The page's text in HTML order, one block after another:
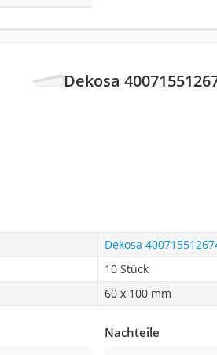
Dekosa
Dekosa
10 Stück
60 x 100 mm
Nachteile